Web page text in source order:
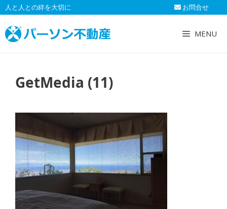
コ
ン
テ
ン
人と人との絆を大切に お問合せ
MENU
GetMedia (11)